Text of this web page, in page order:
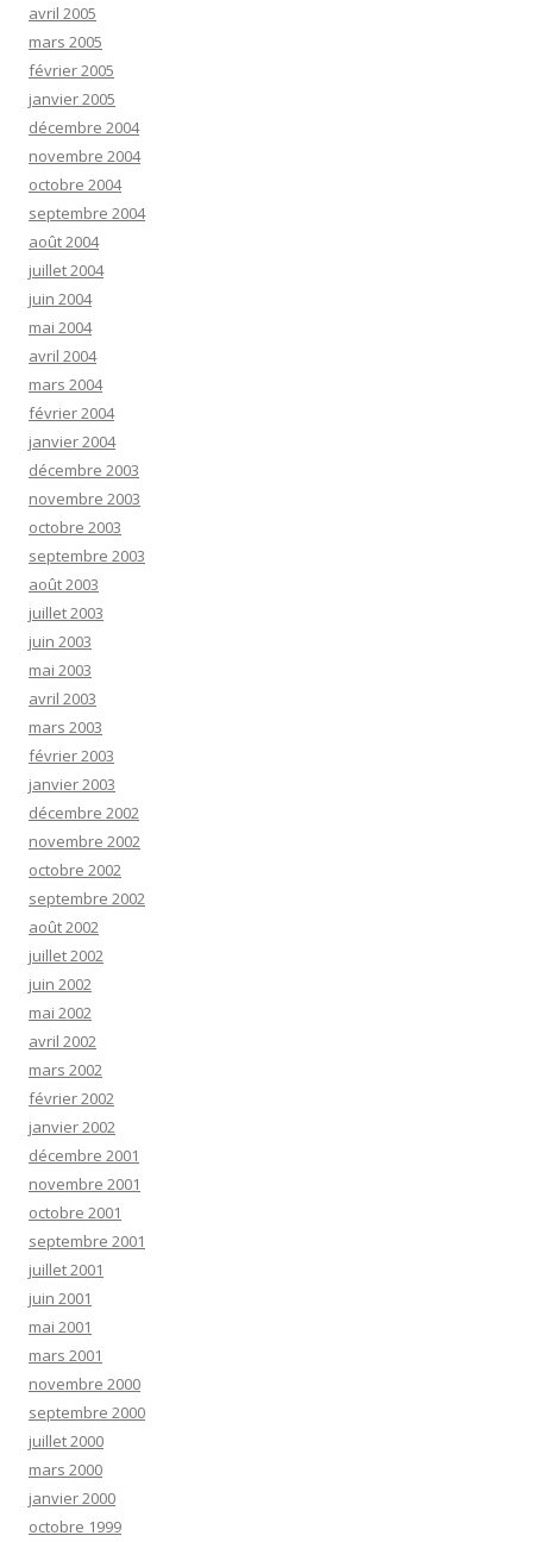
avril 2005
mars 2005
février 2005
janvier 2005
décembre 2004
novembre 2004
octobre 2004
septembre 2004
août 2004
juillet 2004
juin 2004
mai 2004
avril 2004
mars 2004
février 2004
janvier 2004
décembre 2003
novembre 2003
octobre 2003
septembre 2003
août 2003
juillet 2003
juin 2003
mai 2003
avril 2003
mars 2003
février 2003
janvier 2003
décembre 2002
novembre 2002
octobre 2002
septembre 2002
août 2002
juillet 2002
juin 2002
mai 2002
avril 2002
mars 2002
février 2002
janvier 2002
décembre 2001
novembre 2001
octobre 2001
septembre 2001
juillet 2001
juin 2001
mai 2001
mars 2001
novembre 2000
septembre 2000
juillet 2000
mars 2000
janvier 2000
octobre 1999